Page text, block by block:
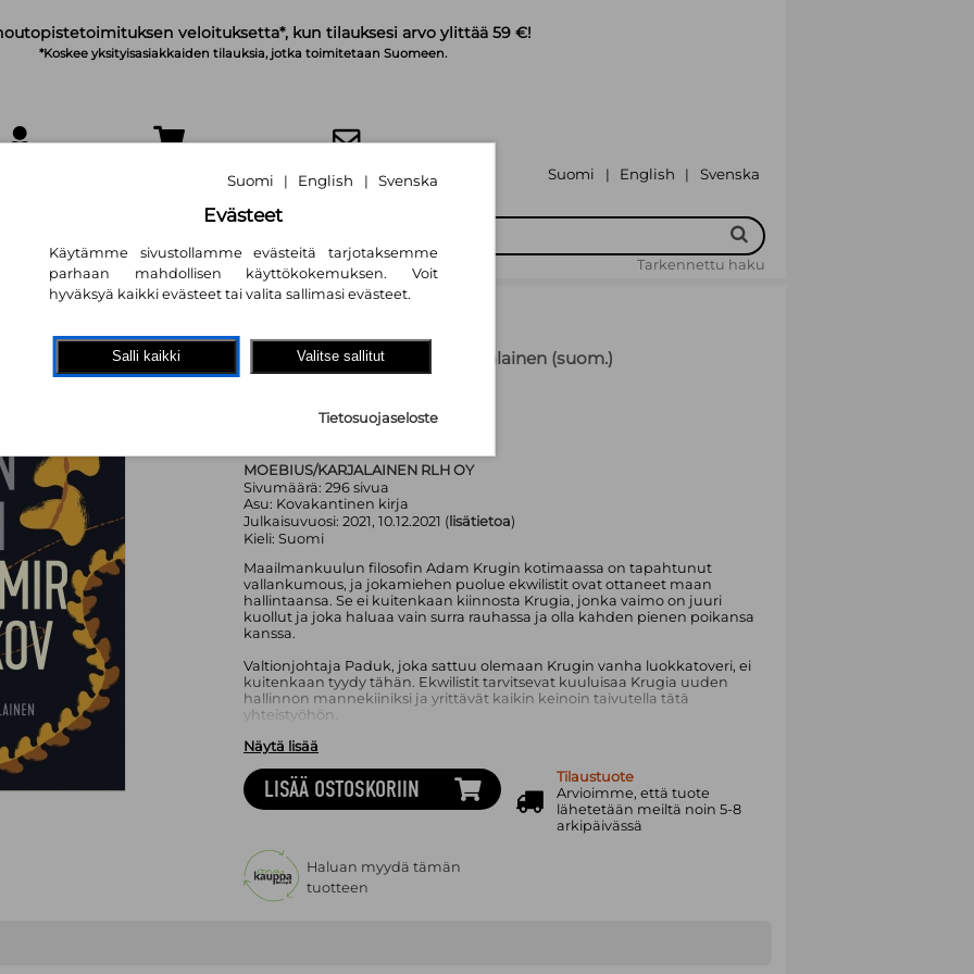
veloituksetta*, kun tilauksesi arvo ylittää 59 €!
*Koskee yksityisasiakkaiden tilauksia, jotka toimitetaan Suomeen.
TILAA UUTISKIRJE Suomi | English | Svenska
Tarkennettu haku
Vladimir Nabokov Heikki Karjalainen (suom.)
31,00 €
MOEBIUS/KARJALAINEN RLH OY
Sivumäärä: 296sivua
Asu: Kovakantinen kirja
Julkaisuvuosi: 2021, 10.12.2021 (lisätietoa)
Kieli: Suomi
Maailmankuulun filosofin Adam Krugin kotimaassa on tapahtunut
vallankumous, ja jokamiehen puolue ekwilistit ovat ottaneet maan
hallintaansa. Se ei kuitenkaan kiinnosta Krugia, jonka vaimo on juuri
kuollut ja joka haluaa vain surra rauhassa ja olla kahden pienen poikansa
kanssa.
Valtionjohtaja Paduk, joka sattuu olemaan Krugin vanha luokkatoveri, ei
kuitenkaan tyydy tähän. Ekwilistit tarvitsevat kuuluisaa Krugia uuden
hallinnon mannekiiniksi ja yrittävät kaikin keinoin taivutella tätä
yhteistyöhön.
Entä mikä merkitys on Krugin näkemillä soikionmuotoisilla lätäköillä?
Väärin päin, eli alkuperäiseltä nimeltään Bend Sinister, järjestyksessä
toinen Vladimir Nabokovin englanniksi kirjoittama romaani, osoittaa sekä
kielen että kerrontatekniikan täydellistä hallintaa. Myös monet teemat,
romaanissa.
Väärin päin kirjoitettiin toisen maailmansodan jälkimainingeissa, ja se
Näytä lisää
LISÄÄ OSTOSKORIIN
Tilaustuote
Arvioimme, että tuote
lähetetään meiltä noin 5-8
arkipäivässä
Haluan myydä tämän
tuotteen
Suomi | English | Svenska
Evästeet
Käytämme sivustollamme evästeitä tarjotaksemme
parhaan mahdollisen käyttökokemuksen. Voit
hyväksyä kaikki evästeet tai valita sallimasi evästeet.
Salli kaikki Valitse sallitut
Tietosuojaseloste